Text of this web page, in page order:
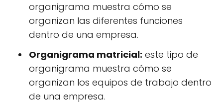
organigrama muestra cómo se
organizan las diferentes funciones
dentro de una empresa.
Organigrama matricial: este tipo de
organigrama muestra cómo se
organizan los equipos de trabajo dentro
de una empresa.